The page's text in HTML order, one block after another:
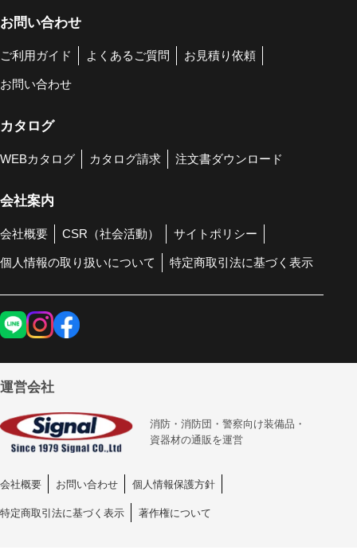
お問い合わせ
ご利用ガイド よくあるご質問 お見積り依頼
お問い合わせ
カタログ
WEBカタログ カタログ請求 注文書ダウンロード
会社案内
会社概要 CSR（社会活動） サイトポリシー
個人情報の取り扱いについて 特定商取引法に基づく表示
運営会社
消防・消防団・警察向け装備品・
資器材の通販を運営
会社概要 お問い合わせ 個人情報保護方針
特定商取引法に基づく表示 著作権について